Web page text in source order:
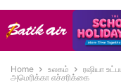
Home உலகம்
ரஷியா
அமெரிக்கா எச்சரிக்கை